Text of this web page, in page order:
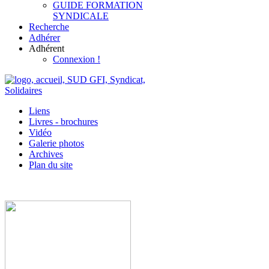
GUIDE FORMATION
SYNDICALE
Recherche
Adhérer
Adhérent
Connexion !
Liens
Livres - brochures
Vidéo
Galerie photos
Archives
Plan du site